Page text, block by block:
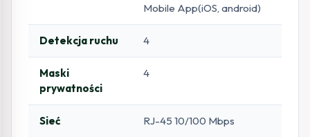
Mobile App(iOS, android)
Detekcja ruchu 4
Maski
prywatności
4
Sieć RJ-45 10/100 Mbps